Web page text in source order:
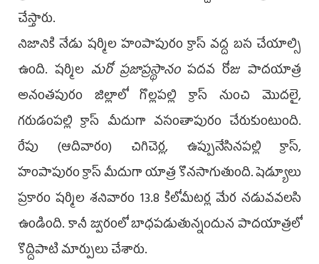
చేస్తారు.
నిజానికి నేడు షర్మిల హంపాపురం క్రాస్ వద్ద బస చేయాల్సి
ఉంది. షర్మిల మరో ప్రజాప్రస్థానం పదవ రోజు పాదయాత్ర
అనంతపురం జిల్లాలో గొల్లపల్లి క్రాస్ నుంచి మొదలై,
గరుడంపల్లి క్రాస్ మీదుగా వసంతాపురం చేరుకుంటుంది.
రేపు (ఆదివారం) చిగిచెర్ల, ఉప్పునేసినపల్లి క్రాస్,
హంపాపురం క్రాస్ మీదుగా యాత్ర కొనసాగుతుంది. షెడ్యూలు
ప్రకారం షర్మిల శనివారం 13.8 కిలోమీటర్ల మేర నడువవలసి
ఉండింది. కానీ జ్వరంలో బాధపడుతున్నందున పాదయాత్రలో
కొద్దిపాటి మార్పులు చేశారు.